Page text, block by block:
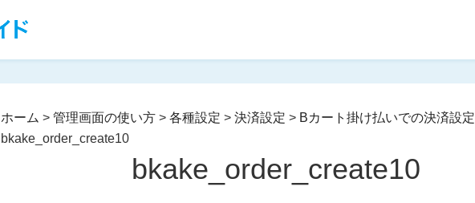
ホーム >管理画面の使い方 >各種設定 >決済設定 > Bカート掛け払いでの決済設定
bkake_order_create10
bkake_order_create10